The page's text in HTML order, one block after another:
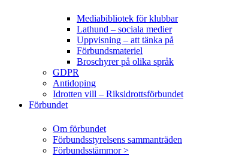
Mediabibliotek för klubbar
Lathund – sociala medier
Uppvisning – att tänka på
Förbundsmateriel
Broschyrer på olika språk
GDPR
Antidoping
Idrotten vill – Riksidrottsförbundet
Förbundet
Om förbundet
Förbundsstyrelsens sammanträden
Förbundsstämmor >